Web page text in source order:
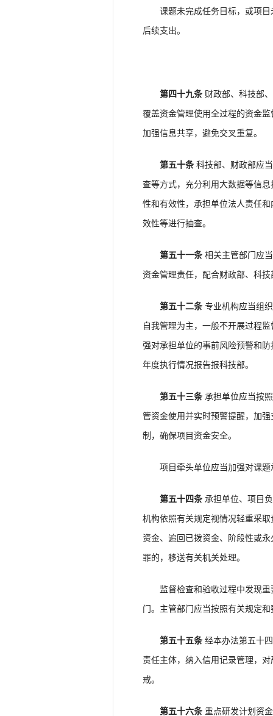
课题未完成任务目标，或项目
后续支出。
第四十九条财政部、科技部
覆盖资金管理使用全过程的资金
加强信息共享，避免交叉重复。
第五十条科技部、财政部应
查等方式，充分利用大数据等信
性和有效性，承担单位法人责任
效性等进行抽查。
第五十一条相关主管部门应
资金管理责任，配合财政部、科
第五十二条专业机构应当组
自我管理为主，一般不开展过程
强对承担单位的事前风险预警和
年度执行情况报告报科技部。
第五十三条承担单位应当按
管资金使用并实时预警提醒，加
制，确保项目资金安全。
项目牵头单位应当加强对课题
第五十四条承担单位、项目
机构依照有关规定视情况轻重采
资金、追回已拨资金、阶段性或
罪的，移送有关机关处理。
监督检查和验收过程中发现重
门。主管部门应当按照有关规定
第五十五条经本办法第五十
责任主体，纳入信用记录管理，
戒。
第五十六条重点研发计划资